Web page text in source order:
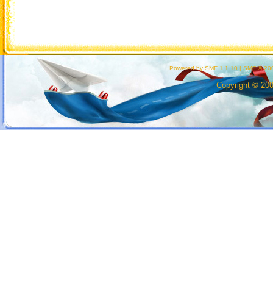
Powered by SMF 1.1.10 | SMF ©
Copyright ©